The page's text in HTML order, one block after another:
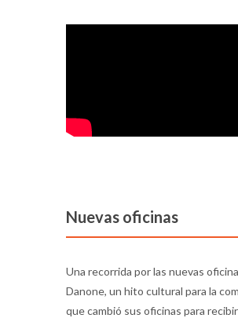
Nuevas oficinas
Una recorrida por las nuevas
Danone, un hito cultural para la
que cambió sus oficinas para